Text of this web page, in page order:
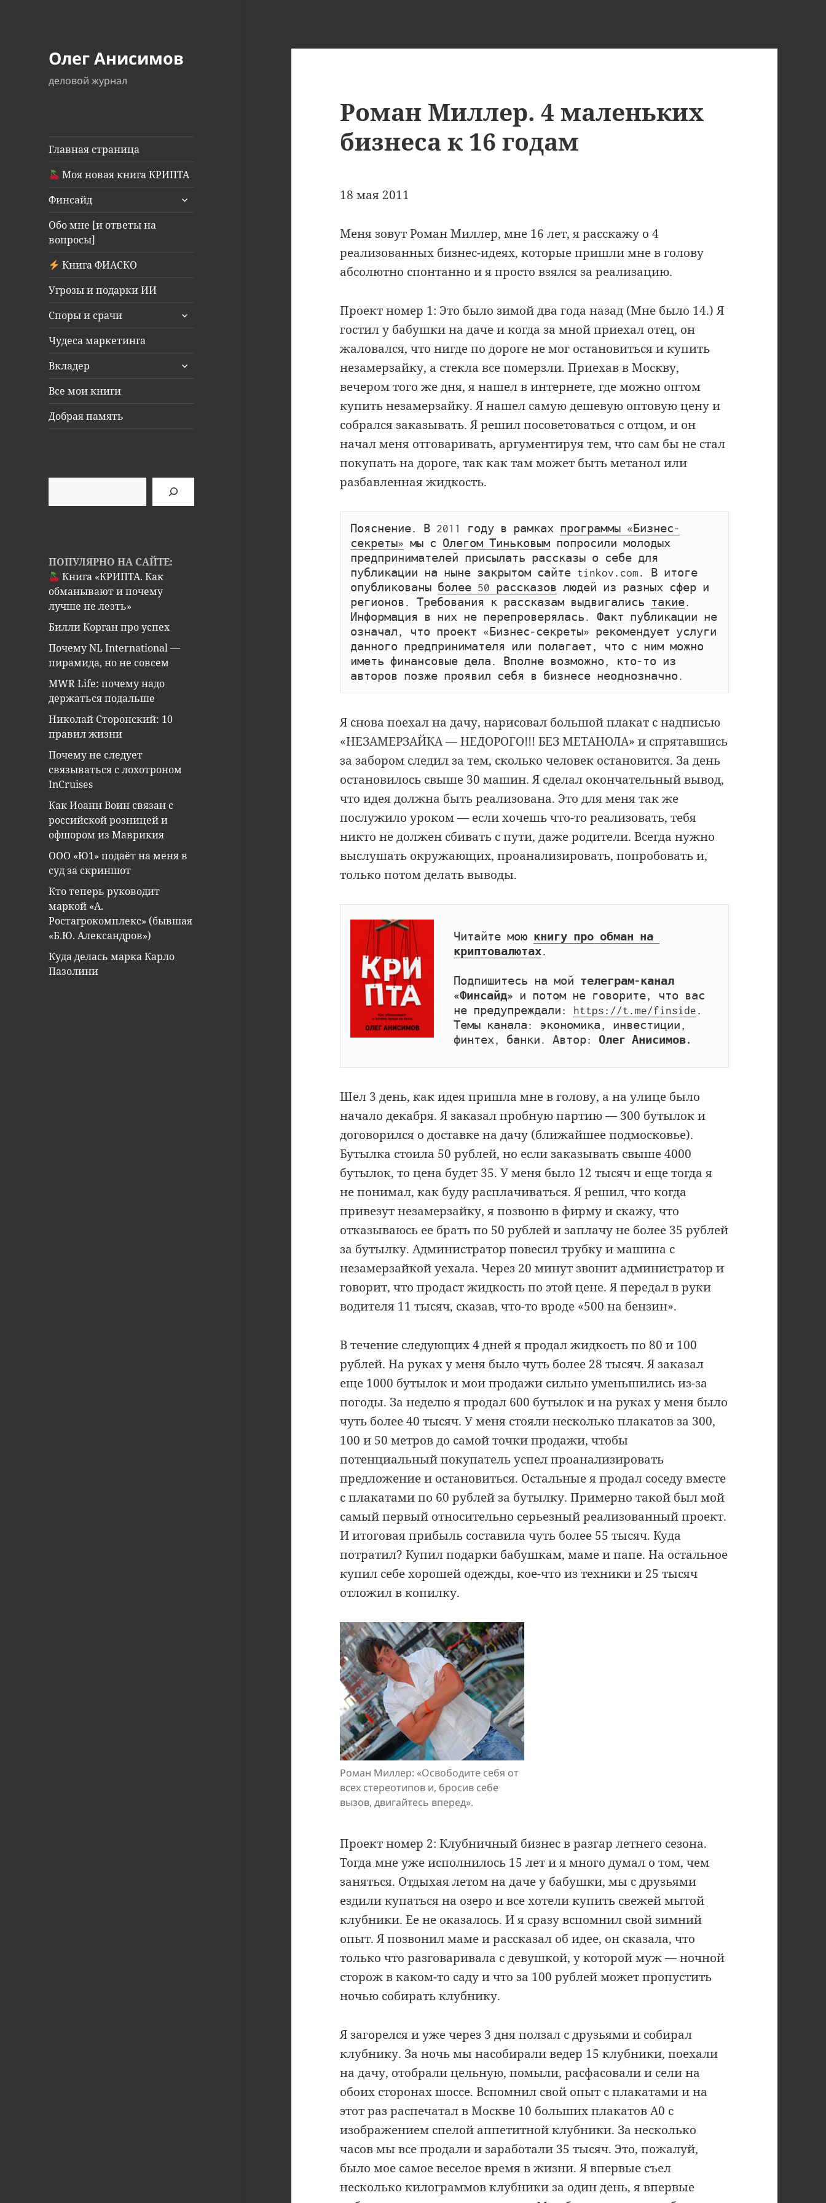
Олег Анисимов
деловой журнал
Главная страница
Моя новая книга КРИПТА
Финсайд
раскрыть
Обо мне [и ответы на
вопросы]
Книга ФИАСКО
Угрозы и подарки ИИ
Споры и срачи
раскрыть
Чудеса маркетинга
Вкладер
раскрыть
Все мои книги
Добрая память
ПОПУЛЯРНО НА САЙТЕ:
Книга «КРИПТА. Как
обманывают и почему
лучше не лезть»
Билли Корган про успех
Почему NL International —
пирамида, но не совсем
MWR Life: почему надо
держаться подальше
Николай Сторонский: 10
правил жизни
Почему не следует
связываться с лохотроном
InCruises
Как Иоанн Воин связан с
российской розницей и
офшором из Маврикия
ООО «Ю1» подаёт на меня в
суд за скриншот
Кто теперь руководит
маркой «А.
Ростагрокомплекс» (бывшая
«Б.Ю. Александров»)
Куда делась марка Карло
Пазолини
Роман Миллер. 4 маленьких
бизнеса к 16 годам
18 мая 2011
Меня зовут Роман Миллер, мне 16 лет, я расскажу о 4
реализованных бизнес-идеях, которые пришли мне в голову
абсолютно спонтанно и я просто взялся за реализацию.
Проект номер 1: Это было зимой два года назад (Мне было 14.) Я
гостил у бабушки на даче и когда за мной приехал отец, он
жаловался, что нигде по дороге не мог остановиться и купить
незамерзайку, а стекла все померзли. Приехав в Москву,
вечером того же дня, я нашел в интернете, где можно оптом
купить незамерзайку. Я нашел самую дешевую оптовую цену и
собрался заказывать. Я решил посоветоваться с отцом, и он
начал меня отговаривать, аргументируя тем, что сам бы не стал
покупать на дороге, так как там может быть метанол или
разбавленная жидкость.
Пояснение. В 2011 году в рамках программы «Бизнес-
секреты» мы с Олегом Тиньковым попросили молодых
предпринимателей присылать рассказы о себе для
публикации на ныне закрытом сайте tinkov.com. В итоге
опубликованы более 50 рассказов людей из разных сфер и
регионов. Требования к рассказам выдвигались
такие.
Информация в них не перепроверялась. Факт публикации не
означал, что проект «Бизнес-секреты» рекомендует услуги
данного предпринимателя или полагает, что с ним можно
иметь финансовые дела. Вполне возможно, кто-то из
авторов позже проявил себя в бизнесе неоднозначно.
Я снова поехал на дачу, нарисовал большой плакат с надписью
«НЕЗАМЕРЗАЙКА — НЕДОРОГО!!! БЕЗ МЕТАНОЛА» и спрятавшись
за забором следил за тем, сколько человек остановится. За день
остановилось свыше 30 машин. Я сделал окончательный вывод,
что идея должна быть реализована. Это для меня так же
послужило уроком — если хочешь что-то реализовать, тебя
никто не должен сбивать с пути, даже родители. Всегда нужно
выслушать окружающих, проанализировать, попробовать и,
только потом делать выводы.
Читайте мою книгу про обман на
криптовалютах.
Подпишитесь на мой телеграм-канал
«Финсайд» и потом не говорите, что вас
не предупреждали: https://t.me/finside .
Темы канала: экономика, инвестиции,
финтех, банки. Автор: Олег Анисимов.
Шел 3 день, как идея пришла мне в голову, а на улице было
начало декабря. Я заказал пробную партию — 300 бутылок и
договорился о доставке на дачу (ближайшее подмосковье).
Бутылка стоила 50 рублей, но если заказывать свыше 4000
бутылок, то цена будет 35. У меня было 12 тысяч и еще тогда я
не понимал, как буду расплачиваться. Я решил, что когда
привезут незамерзайку, я позвоню в фирму и скажу, что
отказываюсь ее брать по 50 рублей и заплачу не более 35 рублей
за бутылку. Администратор повесил трубку и машина с
незамерзайкой уехала. Через 20 минут звонит администратор и
говорит, что продаст жидкость по этой цене. Я передал в руки
водителя 11 тысяч, сказав, что-то вроде «500 на бензин».
В течение следующих 4 дней я продал жидкость по 80 и 100
рублей. На руках у меня было чуть более 28 тысяч. Я заказал
еще 1000 бутылок и мои продажи сильно уменьшились из-за
погоды. За неделю я продал 600 бутылок и на руках у меня было
чуть более 40 тысяч. У меня стояли несколько плакатов за 300,
100 и 50 метров до самой точки продажи, чтобы
потенциальный покупатель успел проанализировать
предложение и остановиться. Остальные я продал соседу вместе
с плакатами по 60 рублей за бутылку. Примерно такой был мой
самый первый относительно серьезный реализованный проект.
И итоговая прибыль составила чуть более 55 тысяч. Куда
потратил? Купил подарки бабушкам, маме и папе. На остальное
купил себе хорошей одежды, кое-что из техники и 25 тысяч
отложил в копилку.
Роман Миллер: «Освободите себя от
всех стереотипов и, бросив себе
вызов, двигайтесь вперед».
Проект номер 2: Клубничный бизнес в разгар летнего сезона.
Тогда мне уже исполнилось 15 лет и я много думал о том, чем
заняться. Отдыхая летом на даче у бабушки, мы с друзьями
ездили купаться на озеро и все хотели купить свежей мытой
клубники. Ее не оказалось. И я сразу вспомнил свой зимний
опыт. Я позвонил маме и рассказал об идее, он сказала, что
только что разговаривала с девушкой, у которой муж — ночной
сторож в каком-то саду и что за 100 рублей может пропустить
ночью собирать клубнику.
Я загорелся и уже через 3 дня ползал с друзьями и собирал
клубнику. За ночь мы насобирали ведер 15 клубники, поехали
на дачу, отобрали цельную, помыли, расфасовали и сели на
обоих сторонах шоссе. Вспомнил свой опыт с плакатами и на
этот раз распечатал в Москве 10 больших плакатов А0 с
изображением спелой аппетитной клубники. За несколько
часов мы все продали и заработали 35 тысяч. Это, пожалуй,
было мое самое веселое время в жизни. Я впервые съел
несколько килограммов клубники за один день, я впервые